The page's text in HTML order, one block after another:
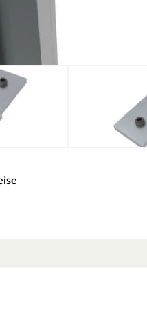
fest verbunden bleiben,